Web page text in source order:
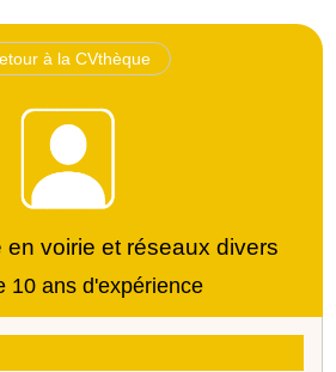
à la CVthèque
en voirie et réseaux divers
10 ans d'expérience